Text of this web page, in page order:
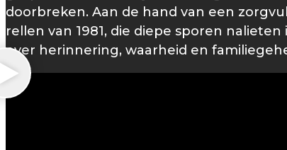
doorbreken. Aan de hand van een
rellen van 1981, die diepe sporen
over herinnering, waarheid en